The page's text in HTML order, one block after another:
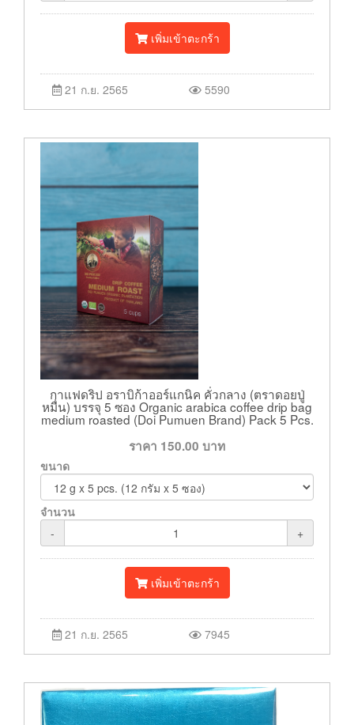
เพิ่มเข้าตะกร้า
21 ก.ย. 2565 5590
กาแฟดริป อราบิก้าออร์แกนิค คั่วกลาง (ตราดอยปู่
หมื่น) บรรจุ 5 ซอง Organic arabica coffee drip bag
medium roasted (Doi Pumuen Brand) Pack 5 Pcs.
ราคา 150.00 บาท
ขนาด
จำนวน
-
+
เพิ่มเข้าตะกร้า
21 ก.ย. 2565 7945